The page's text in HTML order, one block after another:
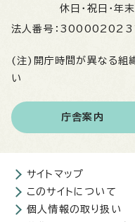
休日・祝日・年
法人番号：
(注)開庁時間が異なる組
い
庁舎案内
サイトマップ
このサイトについて
個人情報の取り扱い